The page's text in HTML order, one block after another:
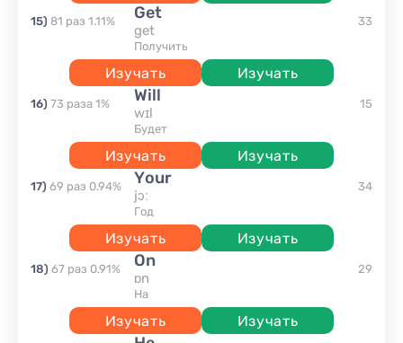
15) 81 раз 1.11% get
get
получить
Изучать Изучать
33
16) 73 раза 1% will
wɪl
будет
Изучать Изучать
15
17) 69 раз 0.94% your
jɔː
год
Изучать Изучать
34
18) 67 раз 0.91% on
ɒn
на
Изучать Изучать
29